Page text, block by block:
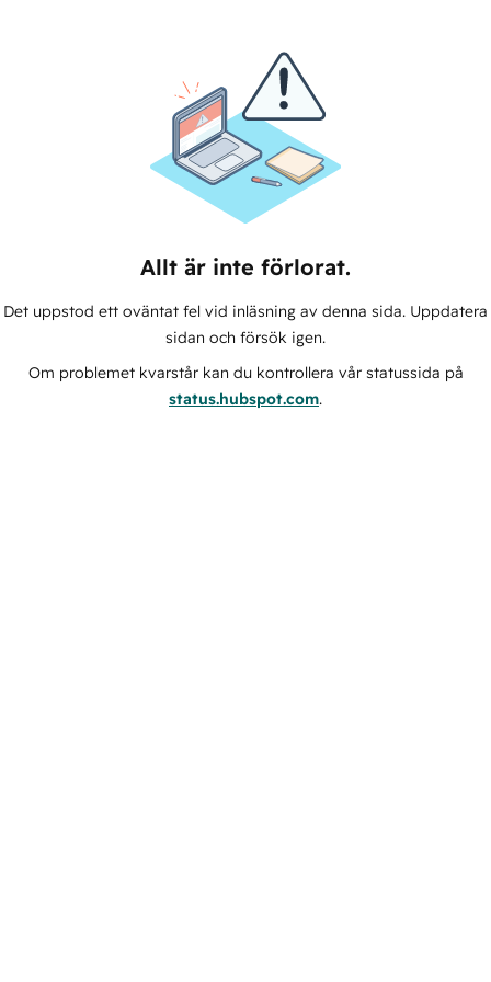
Allt är inte förlorat.
Det uppstod ett oväntat fel vid inläsning av denna sida. Uppdatera
sidan och försök igen.
Om problemet kvarstår kan du kontrollera vår statussida på
status.hubspot.com.